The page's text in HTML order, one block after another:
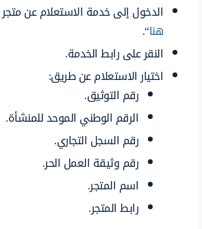
الدخول إلى خدمة الاستعلام عن
هنا“.
النقر على رابط الخدمة.
اختيار الاستعلام عن طريق:
رقم التوثيق.
الرقم الوطني الموحد للمنشأة.
رقم السجل التجاري.
رقم وثيقة العمل الحر.
اسم المتجر.
رابط المتجر.